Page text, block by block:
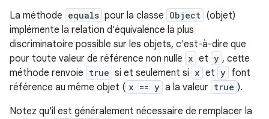
La méthode equals pour la classe Object (objet)
implémente la relation d'équivalence la plus
discriminatoire possible sur les objets, c'est-à-dire que
pour toute valeur de référence non nulle x et y , cette
méthode renvoie true si et seulement si x et y font
référence au même objet ( x == y a la valeur true ).
Notez qu'il est généralement nécessaire de remplacer la